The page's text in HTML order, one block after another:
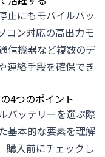
止にもモバイルバッ
コン対応の高出力モ
信機器など複数のデ
連絡手段を確保でき
4つのポイント
バッテリーを選ぶ際
基本的な要素を理解
購入前にチェックし